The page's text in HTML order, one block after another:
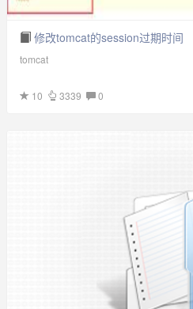
修改tomcat的session过期时间
tomcat
10 3339 0